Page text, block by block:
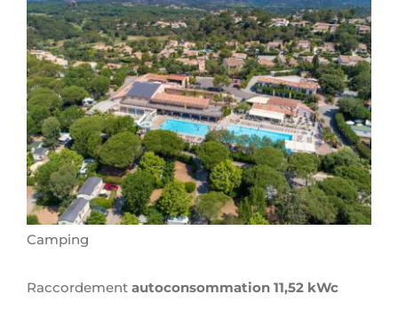
Larger
Image
Camping
Raccordement autoconsommation 11,52 kWc